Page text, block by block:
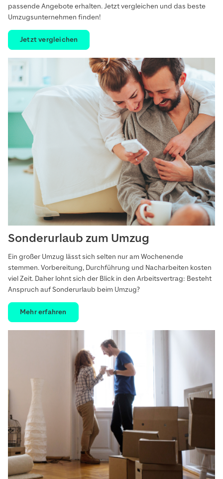
passende Angebote erhalten. Jetzt vergleichen und das beste
Umzugsunternehmen finden!
Jetzt vergleichen
Sonderurlaub zum Umzug
Ein großer Umzug lässt sich selten nur am Wochenende
stemmen. Vorbereitung, Durchführung und Nacharbeiten kosten
viel Zeit. Daher lohnt sich der Blick in den Arbeitsvertrag: Besteht
Anspruch auf Sonderurlaub beim Umzug?
Mehr erfahren